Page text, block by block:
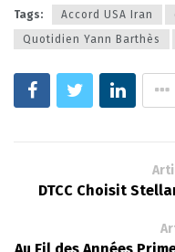
Tags: Accord USA Iran
Quotidien Yann Barthès
DTCC Choisit